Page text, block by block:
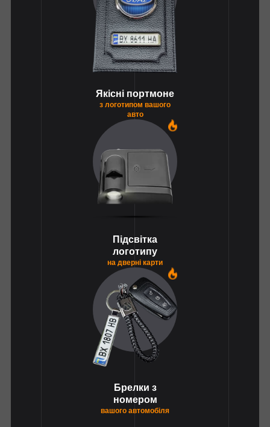
Якісні портмоне
з логотипом вашого
авто
Підсвітка
логотипу
на дверні карти
Брелки з
номером
вашого автомобіля